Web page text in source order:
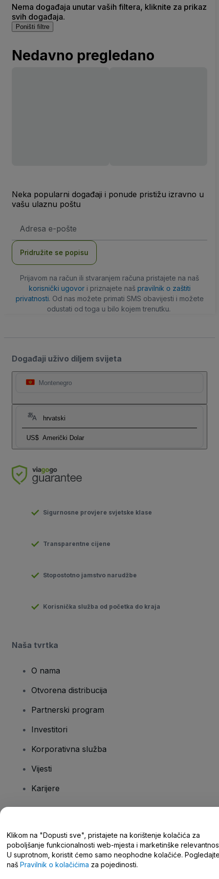
Nema događaja unutar vaših filtera, kliknite za prikaz
svih događaja.
Poništi filtre
Nedavno pregledano
Neka popularni događaji i ponude pristižu izravno u
vašu ulaznu poštu
mail
Pridružite se popisu
Prijavom na račun ili stvaranjem računa pristajete na naš
korisnički ugovori priznajete naš pravilnik o zaštiti
privatnosti. Od nas možete primati SMS obavijesti i možete
odustati od toga u bilo kojem trenutku.
Događaji uživo diljem svijeta
Montenegro
hrvatski
US$ Američki Dolar
Sigurnosne provjere svjetske klase
Transparentne cijene
Stopostotno jamstvo narudžbe
Korisnička služba od početka do kraja
Naša tvrtka
O nama
Otvorena distribucija
Partnerski program
Investitori
Korporativna služba
Vijesti
Karijere
Centar za pomoć/kontaktirajte nas
Klikom na "Dopusti sve", pristajete na korištenje kolačića za
poboljšanje funkcionalnosti web-mjesta i marketinške
U suprotnom, koristit ćemo samo neophodne kolačiće.
naš Pravilnik o kolačićima za pojedinosti.